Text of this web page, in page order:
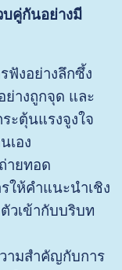
บคู่กันอย่างมี
ฟังอย่างลึกซึ้ง
างถูกจุด และ
ะตุ้นแรงจูงใจ
เอง
ายทอด
ให้คำแนะนำเชิง
วเข้ากับบริบท
ามสำคัญกับการ